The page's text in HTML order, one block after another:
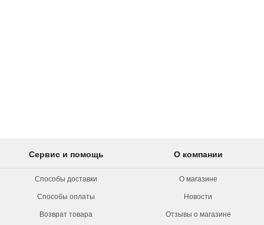
Сервис и помощь
Способы доставки
Способы оплаты
Возврат товара
О компании
О магазине
Новости
Отзывы о магазине